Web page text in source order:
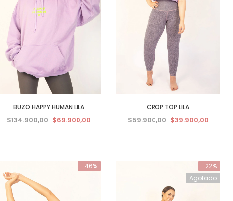
BUZO HAPPY HUMAN LILA
$134.900,00 $69.900,00
CROP TOP LILA
$59.900,00 $39.900,00
-46%
-22%
Agotado